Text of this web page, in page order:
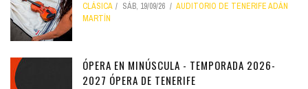
CLÁSICA SÁB, 19/09/26
AUDITORIO DE TENERIFE ADÁN
MARTÍN
ÓPERA EN MINÚSCULA - TEMPORADA 2026-
2027 ÓPERA DE TENERIFE